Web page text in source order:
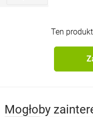
Ten
Mogłoby